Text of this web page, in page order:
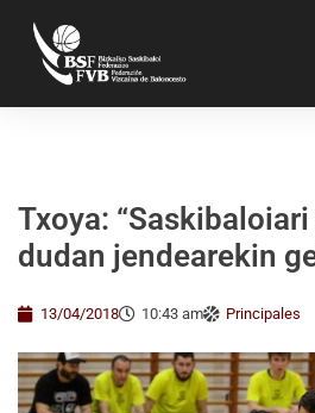
Txoya:
dudan jendearekin
13/04/2018 10:43 am Principales